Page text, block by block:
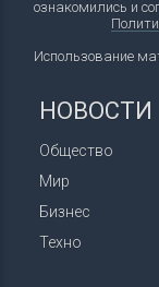
ознакомились и
Использование
НОВОСТИ
Общество
Мир
Бизнес
Техно